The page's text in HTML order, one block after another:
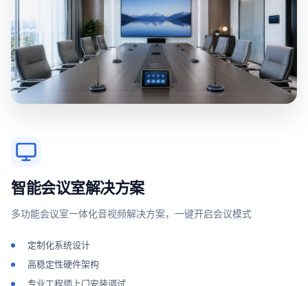
智能会议室解决方案
多功能会议室一体化音视频解决方案，一键开启会议模式
定制化系统设计
高稳定性硬件架构
专业工程师上门安装调试